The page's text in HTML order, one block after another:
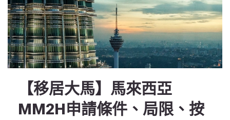
【移居大馬】馬來西亞
MM2H申請條件、局限、按